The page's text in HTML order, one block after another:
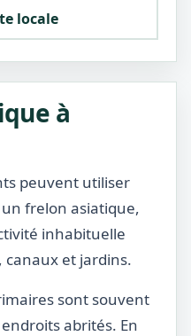
locale
à
peuvent utiliser
frelon asiatique,
inhabituelle
canaux et jardins.
sont souvent
abrités. En